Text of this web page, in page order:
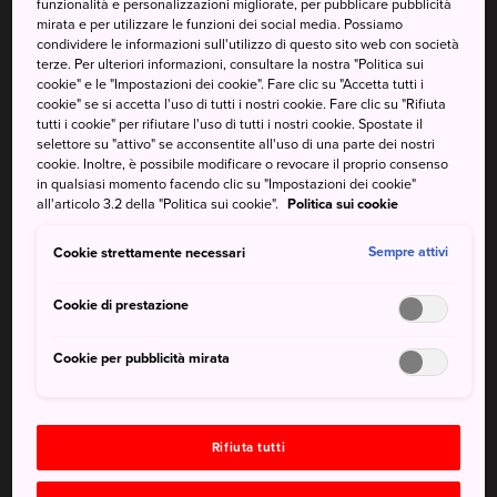
Anche se la stagione balneare nelle tre spiagge sabbiose
di Kamakura è breve (solo due mesi in estate), la zona ha il
suo fascino anche in altri periodi.
Oltre a nuotare e prendere il sole, la zona offre altre
opportunità di svago. È possibile organizzare sessioni di
surf, stand up paddle, wakeboard, flyboard e kayak in
mare.
In breve
Si può vedere il Monte Fuji sdraiati sulla sabbia
La stagione balneare ufficiale va dal 1° luglio al 31 agosto
Come arrivare
funzionalità e personalizzazioni migliorate, per pubblicare pubblicità
mirata e per utilizzare le funzioni dei social media. Possiamo
condividere le informazioni sull'utilizzo di questo sito web con società
terze. Per ulteriori informazioni, consultare la nostra "Politica sui
cookie" e le "Impostazioni dei cookie". Fare clic su "Accetta tutti i
cookie" se si accetta l'uso di tutti i nostri cookie. Fare clic su "Rifiuta
tutti i cookie" per rifiutare l'uso di tutti i nostri cookie. Spostate il
selettore su "attivo" se acconsentite all'uso di una parte dei nostri
cookie. Inoltre, è possibile modificare o revocare il proprio consenso
in qualsiasi momento facendo clic su "Impostazioni dei cookie"
all'articolo 3.2 della "Politica sui cookie". Politica sui cookie
Cookie strettamente necessari Sempre attivi
Cookie di prestazione
Cookie per pubblicità mirata
Rifiuta tutti